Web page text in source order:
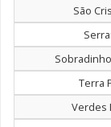
São
Terra
Verdes